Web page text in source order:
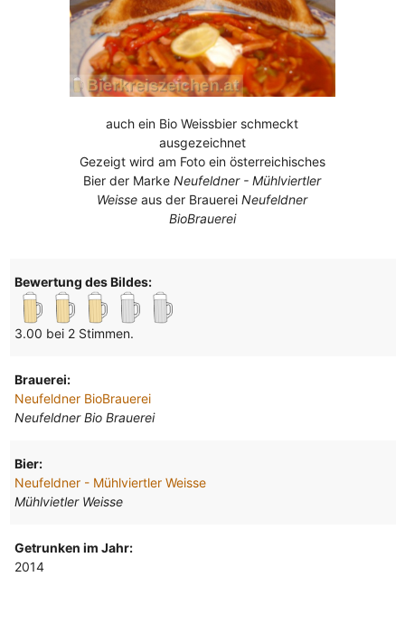
auch ein Bio Weissbier schmeckt
ausgezeichnet
Gezeigt wird am Foto ein österreichisches
Bier der MarkeNeufeldner - Mühlviertler
Weisse aus der BrauereiNeufeldner
BioBrauerei
Bewertung des Bildes:
3.00 bei 2 Stimmen.
Brauerei:
Neufeldner BioBrauerei
Neufeldner Bio Brauerei
Bier:
Neufeldner - Mühlviertler Weisse
Mühlvietler Weisse
Getrunken im Jahr:
2014